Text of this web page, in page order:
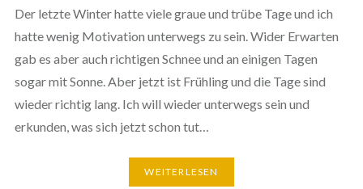
Der letzte Winter hatte viele graue und trübe Tage und ich
hatte wenig Motivation unterwegs zu sein. Wider Erwarten
gab es aber auch richtigen Schnee und an einigen Tagen
sogar mit Sonne. Aber jetzt ist Frühling und die Tage sind
wieder richtig lang. Ich will wieder unterwegs sein und
erkunden, was sich jetzt schon tut…
WEITERLESEN